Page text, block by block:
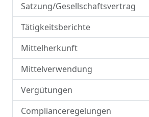
Satzung/Gesellschaftsvertrag
Tätigkeitsberichte
Mittelherkunft
Mittelverwendung
Vergütungen
Complianceregelungen